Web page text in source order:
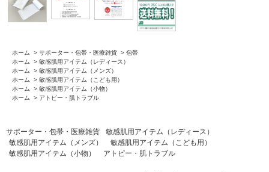
ホーム > サポーター・包帯・医療雑貨 > 包帯
ホーム
> 敏感肌用アイテム（レディース）
ホーム
> 敏感肌用アイテム（メンズ）
ホーム
> 敏感肌用アイテム（こども用）
ホーム
> 敏感肌用アイテム（小物）
ホーム
> アトピー・肌トラブル
サポーター・包帯・医療雑貨
敏感肌用アイテム（レディース）
敏感肌用アイテム（メンズ）
敏感肌用アイテム（こども用）
敏感肌用アイテム（小物）
アトピー・肌トラブル